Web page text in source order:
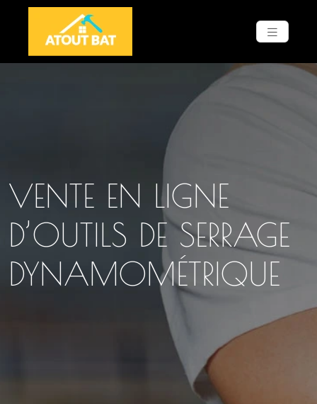
VENTE EN LIGNE
D’OUTILS DE SERRAGE
DYNAMOMÉTRIQUE